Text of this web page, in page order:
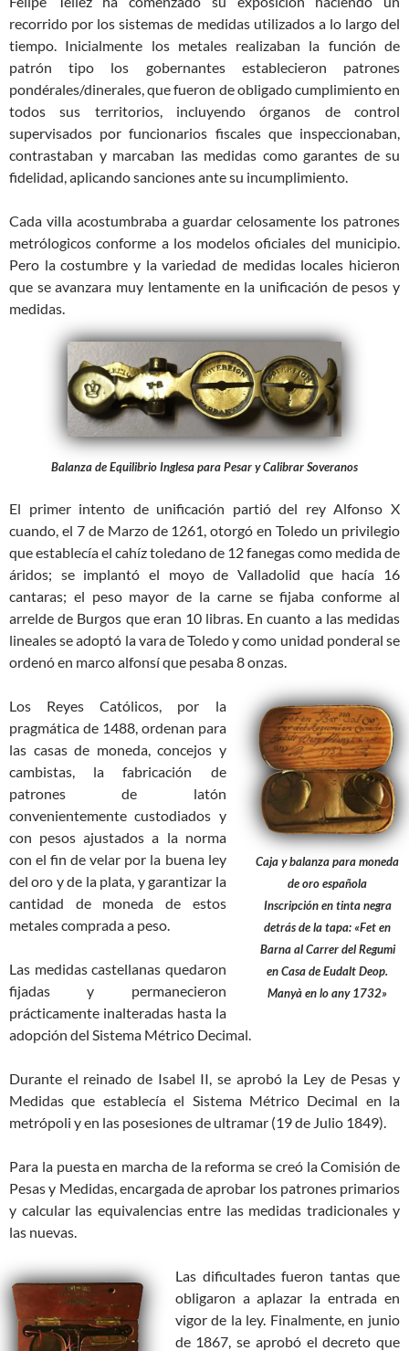
recorrido por los sistemas de medidas utilizados a lo largo del
tiempo. Inicialmente los metales realizaban la función de
patrón tipo los gobernantes establecieron patrones
pondérales/dinerales, que fueron de obligado cumplimiento en
todos sus territorios, incluyendo órganos de control
supervisados por funcionarios fiscales que inspeccionaban,
contrastaban y marcaban las medidas como garantes de su
fidelidad, aplicando sanciones ante su incumplimiento.
Cada villa acostumbraba a guardar celosamente los patrones
metrólogicos conforme a los modelos oficiales del municipio.
Pero la costumbre y la variedad de medidas locales hicieron
que se avanzara muy lentamente en la unificación de pesos y
medidas.
Balanza de Equilibrio Inglesa para Pesar y Calibrar Soveranos
El primer intento de unificación partió del rey Alfonso X
cuando, el 7 de Marzo de 1261, otorgó en Toledo un privilegio
que establecía el cahíz toledano de 12 fanegas como medida de
áridos; se implantó el moyo de Valladolid que hacía 16
cantaras; el peso mayor de la carne se fijaba conforme al
arrelde de Burgos que eran 10 libras. En cuanto a las medidas
lineales se adoptó la vara de Toledo y como unidad ponderal se
ordenó en marco alfonsí que pesaba 8 onzas.
Caja y balanza para moneda
de oro española
Inscripción en tinta negra
detrás de la tapa: «Fet en
Barna al Carrer del Regumi
en Casa de Eudalt Deop.
Manyà en lo any 1732»
Los Reyes Católicos, por la
pragmática de 1488, ordenan para
las casas de moneda, concejos y
cambistas, la fabricación de
patrones de latón
convenientemente custodiados y
con pesos ajustados a la norma
con el fin de velar por la buena ley
del oro y de la plata, y garantizar la
cantidad de moneda de estos
metales comprada a peso.
Las medidas castellanas quedaron
fijadas y permanecieron
prácticamente inalteradas hasta la
adopción del Sistema Métrico Decimal.
Durante el reinado de Isabel II, se aprobó la Ley de Pesas y
Medidas que establecía el Sistema Métrico Decimal en la
metrópoli y en las posesiones de ultramar (19 de Julio 1849).
Para la puesta en marcha de la reforma se creó la Comisión de
Pesas y Medidas, encargada de aprobar los patrones primarios
y calcular las equivalencias entre las medidas tradicionales y
las nuevas.
Las dificultades fueron tantas que
obligaron a aplazar la entrada en
vigor de la ley. Finalmente, en junio
de 1867, se aprobó el decreto que